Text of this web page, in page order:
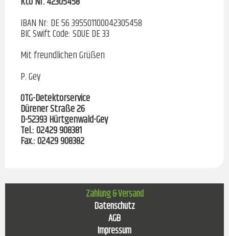
IBAN Nr: DE 56 395501100042305458
BIC Swift Code: SDUE DE 33
Mit freundlichen Grüßen
P. Gey
OTG-Detektorservice
Dürener Straße 26
D-52393 Hürtgenwald-Gey
Tel.: 02429 908381
Fax.: 02429 908382
Navigation
überspringen
Zahlung & Versand
Datenschutz
AGB
Impressum